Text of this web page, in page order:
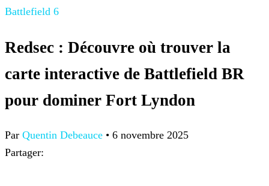
Battlefield 6
Redsec : Découvre où trouver la
carte interactive de Battlefield BR
pour dominer Fort Lyndon
Par Quentin Debeauce • 6 novembre 2025
Partager: